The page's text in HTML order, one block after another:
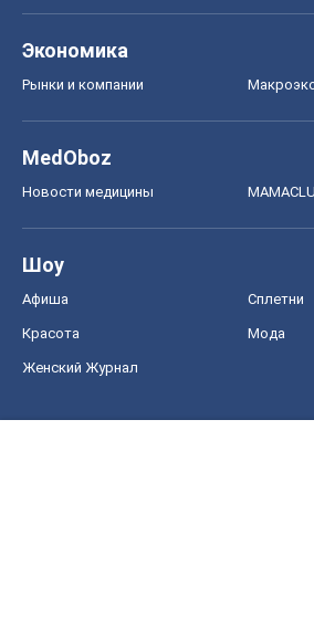
Экономика
Рынки и компании
MedOboz
Новости медицины
Шоу
Афиша Сплетни
Красота Мода
Женский Журнал